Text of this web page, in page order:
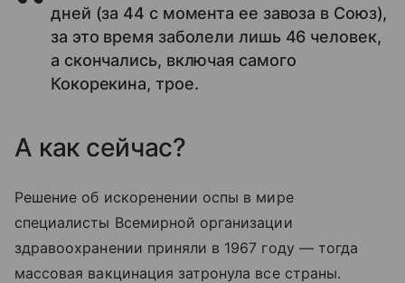
дней (за 44 с момента ее завоза в Союз),
за это время заболели лишь 46 человек,
а скончались, включая самого
Кокорекина, трое.
А как сейчас?
Решение об искоренении оспы в мире
специалисты Всемирной организации
здравоохранении приняли в 1967 году — тогда
массовая вакцинация затронула все страны.